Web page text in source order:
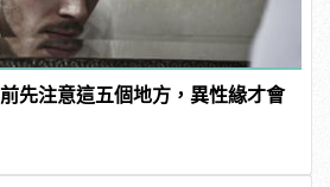
先注意這五個地方，異性緣才會